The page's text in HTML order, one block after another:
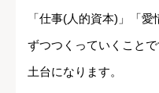
「仕事(人的資本)」「
ずつつくっていくこと
土台になります。